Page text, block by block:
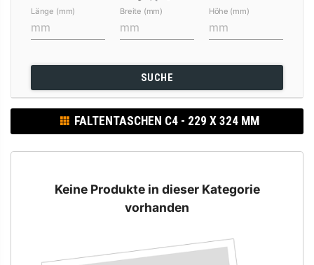
Länge (mm) Breite (mm) Höhe (mm)
SUCHE
FALTENTASCHEN C4 - 229 X 324 MM
Keine Produkte in dieser Kategorie
vorhanden